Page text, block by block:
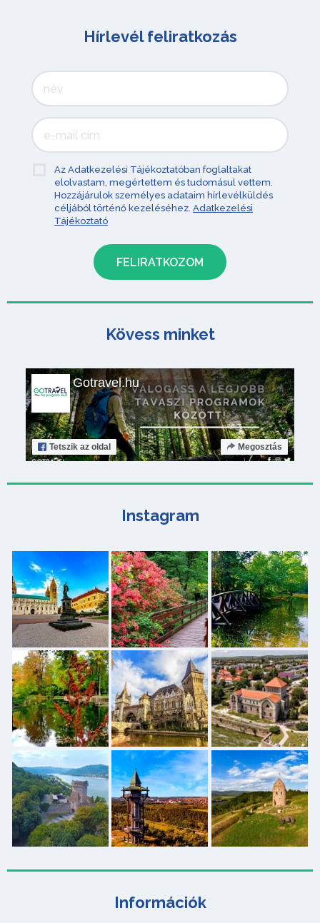
Információk
Hírlevél feliratkozás
Az Adatkezelési Tájékoztatóban foglaltakat
elolvastam, megértettem és tudomásul vettem.
Hozzájárulok személyes adataim hírlevélküldés
céljából történő kezeléséhez. Adatkezelési
Tájékoztató
Kövess minket
Gotravel.hu
Tetszik az oldal Megosztás
Instagram